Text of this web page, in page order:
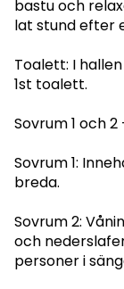
bastu och
lat stund efter
Toalett: I
1st toalett.
Sovrum 1 och
Sovrum 1:
breda.
Sovrum 2:
och
personer i